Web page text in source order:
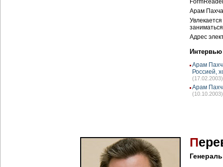
Арам
Адрес
Интервью
Арам
Россией,
(17.02.2003)
Арам
(10.10.2003)
П